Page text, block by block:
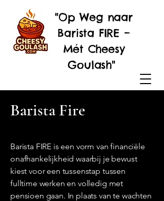
"Op Weg naar
Barista FIRE –
Mét Cheesy
Goulash"
Barista Fire
Barista FIRE is een vorm van financiële
onafhankelijkheid waarbij je bewust
kiest voor een tussenstap tussen
fulltime werken en volledig met
pensioen gaan. In plaats van te wachten